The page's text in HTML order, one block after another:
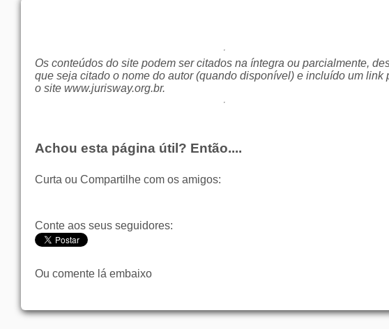
Os conteúdos do site podem ser citados na íntegra ou parcialmente,
que seja citado o nome do autor (quando disponível) e incluído um link
o site www.jurisway.org.br.
Achou esta página útil? Então....
Curta ou Compartilhe com os amigos:
Conte aos seus seguidores:
Ou comente lá embaixo